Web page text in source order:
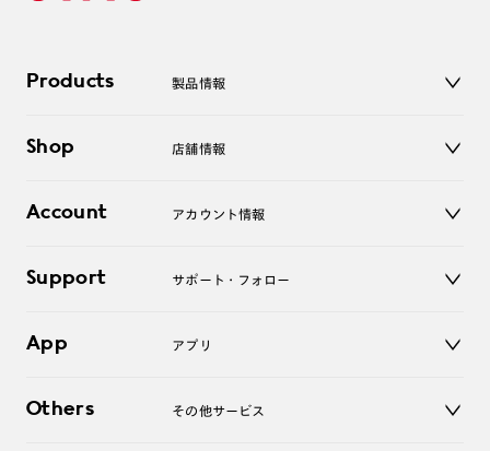
【Switch Modern Bold】
Products 製品情報
サングラス
コンタクトレンズ
アクセサリー
Shop 店舗情報
オンラインショップ
Account アカウント情報
ログアウト
Support サポート・フォロー
よくあるご質問
お問い合わせ
App アプリ
Others その他サービス